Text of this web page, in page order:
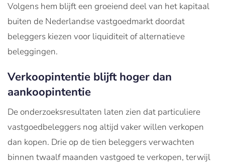
Volgens hem blijft een groeiend deel van het kapitaal
buiten de Nederlandse vastgoedmarkt doordat
beleggers kiezen voor liquiditeit of alternatieve
beleggingen.
Verkoopintentie blijft hoger dan
aankoopintentie
De onderzoeksresultaten laten zien dat particuliere
vastgoedbeleggers nog altijd vaker willen verkopen
dan kopen. Drie op de tien beleggers verwachten
binnen twaalf maanden vastgoed te verkopen, terwijl